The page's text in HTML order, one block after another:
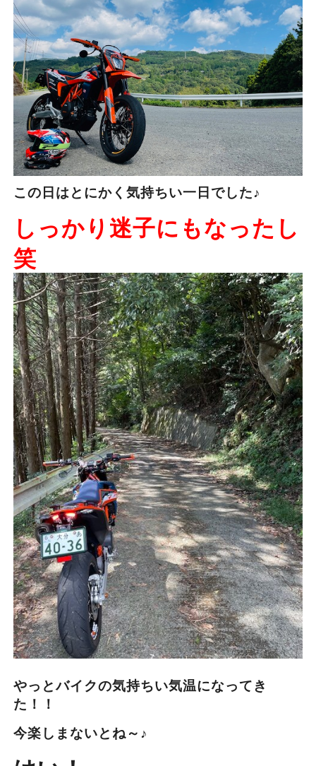
この日はとにかく気持ちい一日でした♪
しっかり迷子にもなったし
笑
やっとバイクの気持ちい気温になってき
た！！
今楽しまないとね～♪